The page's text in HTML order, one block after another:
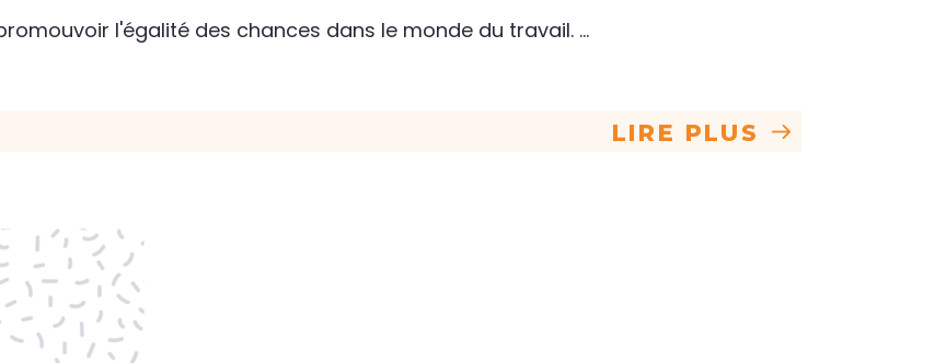
l'égalité des chances dans le monde du travail.
LIRE PLUS